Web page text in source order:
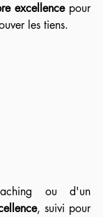
excellence pour
les tiens.
, suivi pour